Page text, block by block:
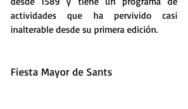
actividades que ha pervivido casi
inalterable desde su primera edición.
Fiesta Mayor de Sants